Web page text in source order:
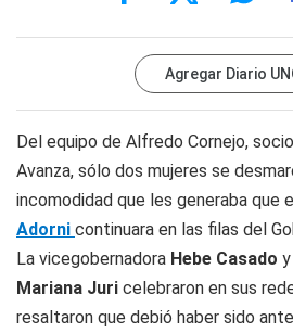
Agregar Diario
Del equipo de Alfredo Cornejo,
Avanza, sólo dos mujeres se
incomodidad que les generaba que
Adorni continuara en las filas del
La vicegobernadora Hebe Casado
Mariana Juri celebraron en sus
resaltaron que debió haber sido